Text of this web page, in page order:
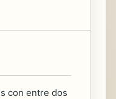
con entre dos